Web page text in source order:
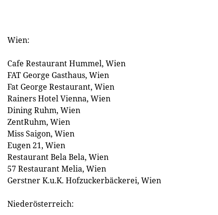
Wien:
Cafe Restaurant Hummel, Wien
FAT George Gasthaus, Wien
Fat George Restaurant, Wien
Rainers Hotel Vienna, Wien
Dining Ruhm, Wien
ZentRuhm, Wien
Miss Saigon, Wien
Eugen 21, Wien
Restaurant Bela Bela, Wien
57 Restaurant Melia, Wien
Gerstner K.u.K. Hofzuckerbäckerei, Wien
Niederösterreich: